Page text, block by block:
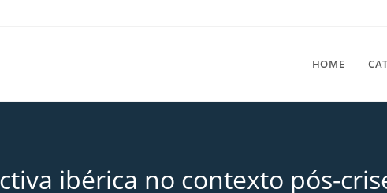
HOME
ibérica no contexto pós-